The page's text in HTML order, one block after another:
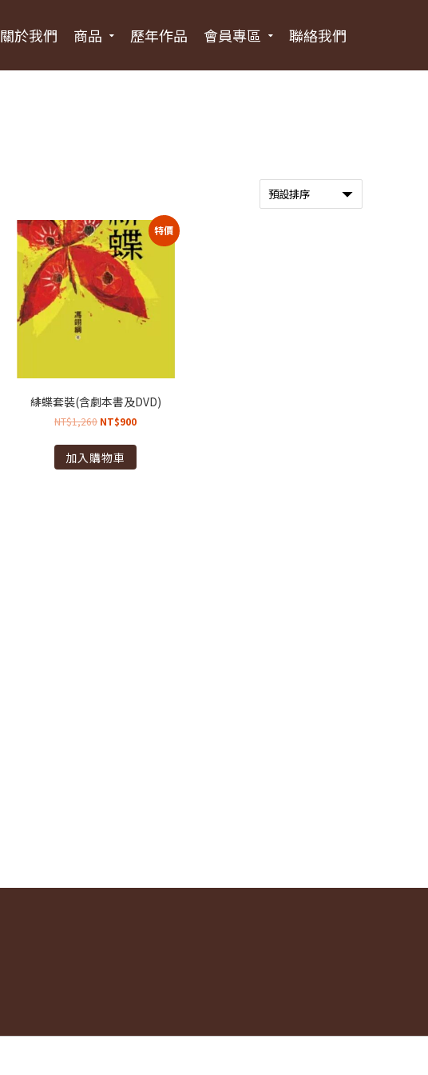
關於我們 商品 歷年作品 會員專區 聯絡我們
特價
緋蝶套裝(含劇本書及DVD)
NT$1,260 NT$900
加入購物車